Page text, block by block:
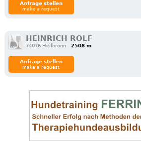
Anfrage stellen
make a request
HEINRICH ROLF
74076 Heilbronn 2508 m
Anfrage stellen
make a request